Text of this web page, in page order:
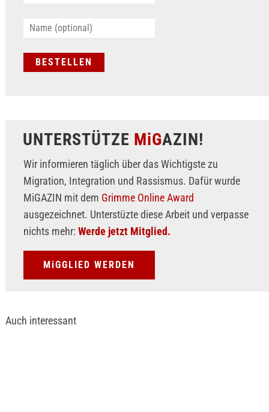
UNTERSTÜTZE MiGAZIN!
Wir informieren täglich über das Wichtigste zu
Migration, Integration und Rassismus. Dafür wurde
MiGAZIN mit dem Grimme Online Award
ausgezeichnet. Unterstüzte diese Arbeit und verpasse
nichts mehr: Werde jetzt Mitglied.
MiGGLIED WERDEN
Auch interessant